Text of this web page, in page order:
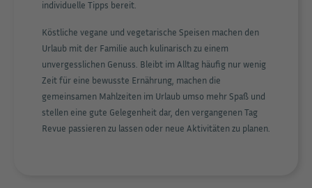
individuelle Tipps bereit.
Köstliche vegane und vegetarische Speisen machen den
Urlaub mit der Familie auch kulinarisch zu einem
unvergesslichen Genuss. Bleibt im Alltag häufig nur wenig
Zeit für eine bewusste Ernährung, machen die
gemeinsamen Mahlzeiten im Urlaub umso mehr Spaß und
stellen eine gute Gelegenheit dar, den vergangenen Tag
Revue passieren zu lassen oder neue Aktivitäten zu planen.